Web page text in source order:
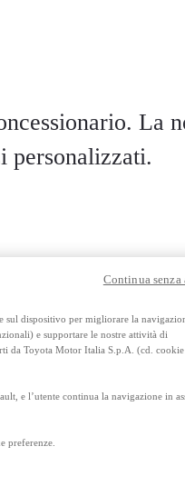
La
personalizzati.
sul dispositivo per migliorare la
e supportare le nostre attività di
da Toyota Motor Italia S.p.A. (cd.
e l’utente continua la navigazione in
preferenze.
Continua senza